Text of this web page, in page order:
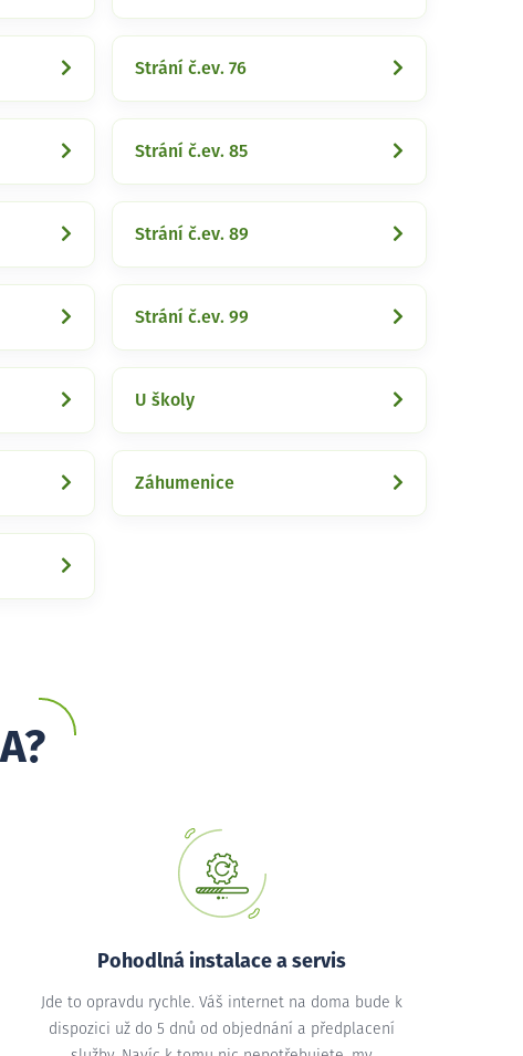
Strání č.ev. 76
Strání č.ev. 85
Strání č.ev. 89
Strání č.ev. 99
U školy
Záhumenice
Pohodlná instalace a servis
Jde to opravdu rychle. Váš internet na doma bude k
dispozici už do 5 dnů od objednání a předplacení